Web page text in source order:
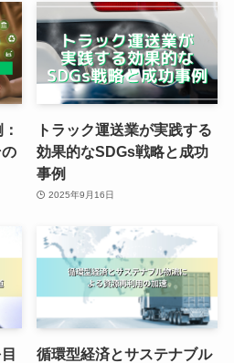
トラック運送業が実践する
効果的なSDGs戦略と成功
事例
2025年9月16日
循環型経済とサステナブル